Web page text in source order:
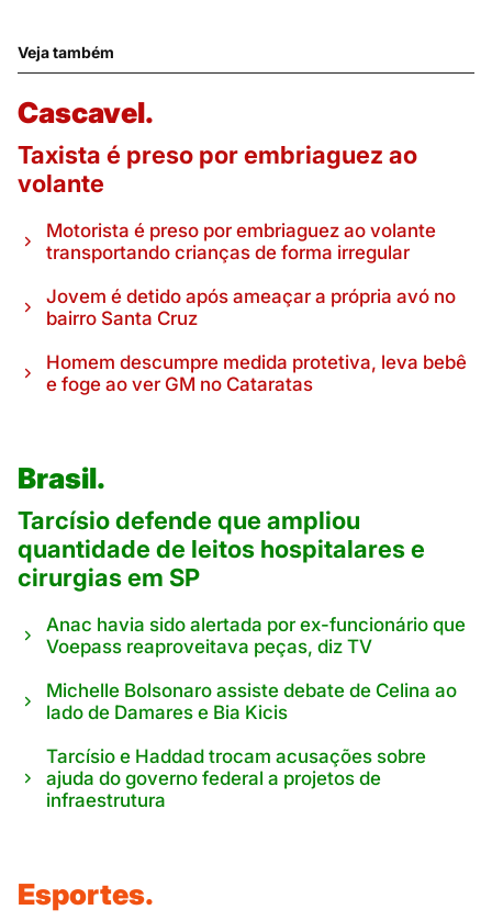
Veja também
Cascavel.
Taxista é preso por embriaguez ao
volante
Motorista é preso por embriaguez ao volante
transportando crianças de forma irregular
Jovem é detido após ameaçar a própria avó no
bairro Santa Cruz
Homem descumpre medida protetiva, leva bebê
e foge ao ver GM no Cataratas
Brasil.
Tarcísio defende que ampliou
quantidade de leitos hospitalares e
cirurgias em SP
Anac havia sido alertada por ex-funcionário que
Voepass reaproveitava peças, diz TV
Michelle Bolsonaro assiste debate de Celina ao
lado de Damares e Bia Kicis
Tarcísio e Haddad trocam acusações sobre
ajuda do governo federal a projetos de
infraestrutura
Esportes.